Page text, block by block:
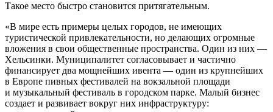
Такое место быстро становится притягательным.
«В мире есть примеры целых городов, не имеющих
туристической привлекательности, но делающих огромные
вложения в свои общественные пространства. Один из них —
Хельсинки. Муниципалитет согласовывает и частично
финансирует два мощнейших ивента — один из крупнейших
в Европе пивных фестивалей на вокзальной площади
и музыкальный фестиваль в городском парке. Малый бизнес
создает и развивает вокруг них инфраструктуру: